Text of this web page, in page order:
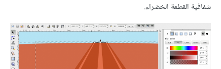
شفافية القطعة الخضراء.